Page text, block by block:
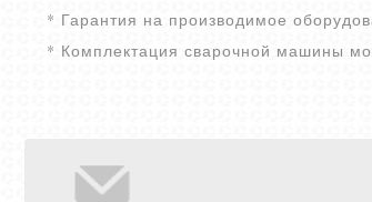
* Гарантия на производимое
* Комплектация сварочной машины